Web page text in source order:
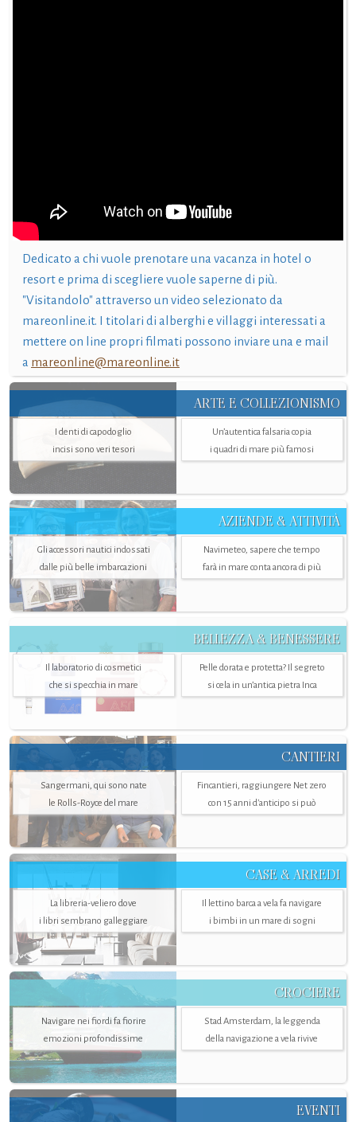
Dedicato a chi vuole prenotare una vacanza in hotel o
resort e prima di scegliere vuole saperne di più.
"Visitandolo" attraverso un video selezionato da
mareonline.it. I titolari di alberghi e villaggi interessati a
mettere on line propri filmati possono inviare una e mail
a mareonline@mareonline.it
ARTE E COLLEZIONISMO
I denti di capodoglio
incisi sono veri tesori
Un’autentica falsaria copia
i quadri di mare più famosi
AZIENDE & ATTIVITÀ
Gli accessori nautici indossati
dalle più belle imbarcazioni
Navimeteo, sapere che tempo
farà in mare conta ancora di più
BELLEZZA & BENESSERE
Il laboratorio di cosmetici
che si specchia in mare
Pelle dorata e protetta? Il segreto
si cela in un’antica pietra Inca
CANTIERI
Sangermani, qui sono nate
le Rolls-Royce del mare
Fincantieri, raggiungere Net zero
con 15 anni d'anticipo si può
CASE & ARREDI
La libreria-veliero dove
i libri sembrano galleggiare
Il lettino barca a vela fa navigare
i bimbi in un mare di sogni
CROCIERE
Navigare nei fiordi fa fiorire
emozioni profondissime
Stad Amsterdam, la leggenda
della navigazione a vela rivive
EVENTI